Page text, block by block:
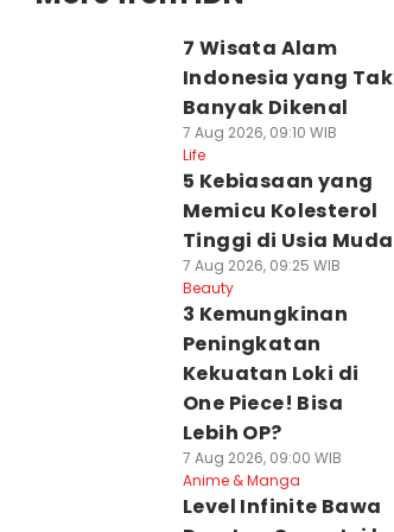
7 Wisata Alam
Indonesia yang Tak
Banyak Dikenal
7 Aug 2026, 09:10 WIB
Life
5 Kebiasaan yang
Memicu Kolesterol
Tinggi di Usia Muda
7 Aug 2026, 09:25 WIB
Beauty
3 Kemungkinan
Peningkatan
Kekuatan Loki di
One Piece! Bisa
Lebih OP?
7 Aug 2026, 09:00 WIB
Anime & Manga
Level Infinite Bawa